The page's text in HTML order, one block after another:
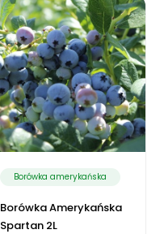
Borówka amerykańska
Borówka Amerykańska
Spartan 2L